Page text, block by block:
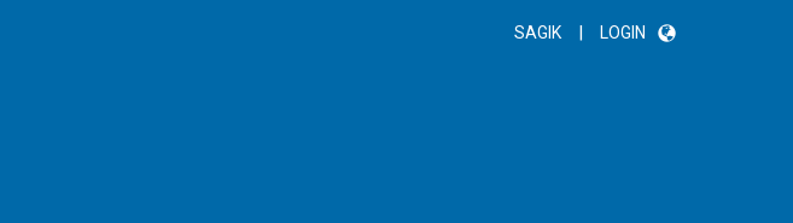
SAGIK | LOGIN